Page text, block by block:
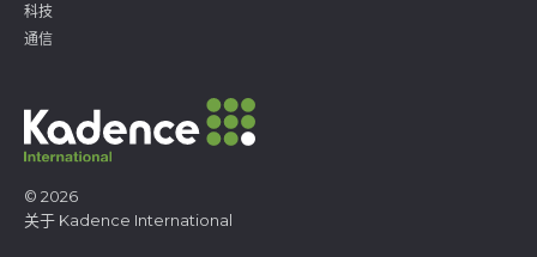
© 2026
关于 Kadence International
科技
通信